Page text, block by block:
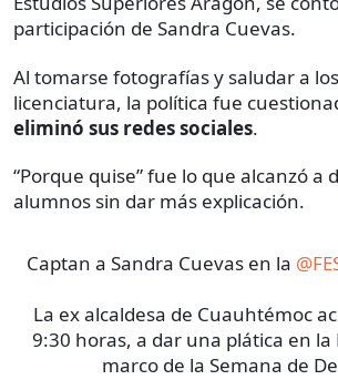
participación de Sandra Cuevas.
Al tomarse fotografías y saludar a
licenciatura, la política fue
eliminó sus redes sociales.
“Porque quise” fue lo que alcanzó a
alumnos sin dar más explicación.
Captan a Sandra Cuevas en la
La ex alcaldesa de Cuauhtémoc
9:30 horas, a dar una plática en la
marco de la Semana de